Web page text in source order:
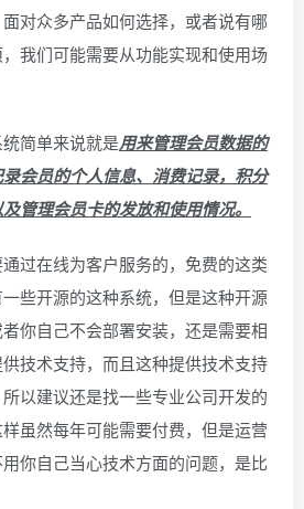
对众多产品如何选择，或者说有哪
我们可能需要从功能实现和使用场
简单来说就是用来管理会员数据的
会员的个人信息、消费记录，积分
管理会员卡的发放和使用情况。
过在线为客户服务的，免费的这类
些开源的这种系统，但是这种开源
你自己不会部署安装，还是需要相
技术支持，而且这种提供技术支持
以建议还是找一些专业公司开发的
虽然每年可能需要付费，但是运营
你自己当心技术方面的问题，是比